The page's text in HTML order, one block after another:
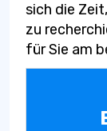
sich die
zu
für Sie am